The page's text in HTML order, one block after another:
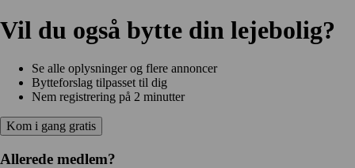
Vil du også bytte din lejebolig?
Se alle oplysninger og flere annoncer
Bytteforslag tilpasset til dig
Nem registrering på 2 minutter
Kom i gang gratis
Allerede medlem?